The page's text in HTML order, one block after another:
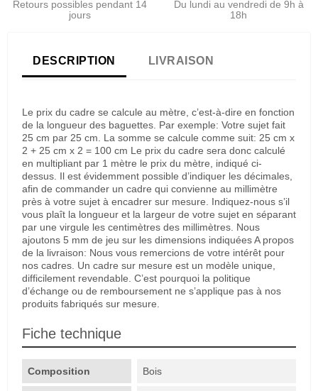
Retours possibles pendant 14
jours
Du lundi au vendredi de 9h à
18h
DESCRIPTION LIVRAISON
Le prix du cadre se calcule au mètre, c’est-à-dire en fonction
de la longueur des baguettes. Par exemple: Votre sujet fait
25 cm par 25 cm. La somme se calcule comme suit: 25 cm x
2 + 25 cm x 2 = 100 cm Le prix du cadre sera donc calculé
en multipliant par 1 mètre le prix du mètre, indiqué ci-
dessus. Il est évidemment possible d’indiquer les décimales,
afin de commander un cadre qui convienne au millimètre
près à votre sujet à encadrer sur mesure. Indiquez-nous s’il
vous plaît la longueur et la largeur de votre sujet en séparant
par une virgule les centimètres des millimètres. Nous
ajoutons 5 mm de jeu sur les dimensions indiquées A propos
de la livraison: Nous vous remercions de votre intérêt pour
nos cadres. Un cadre sur mesure est un modèle unique,
difficilement revendable. C’est pourquoi la politique
d’échange ou de remboursement ne s’applique pas à nos
produits fabriqués sur mesure.
Fiche technique
Composition Bois